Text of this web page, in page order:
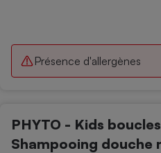
Présence d'allergènes
PHYTO - Kids
Shampooing douche